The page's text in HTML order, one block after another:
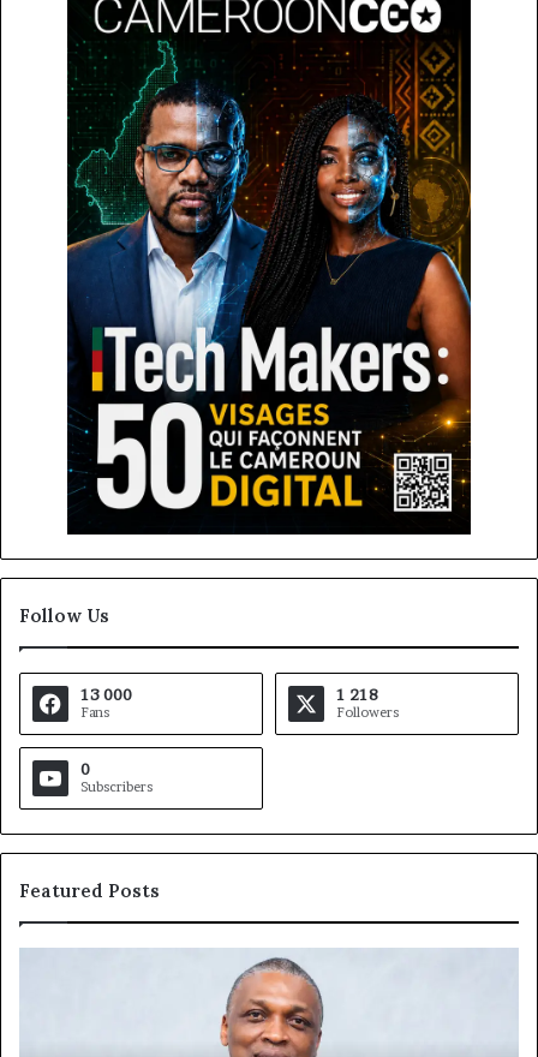
Follow Us
13 000
Fans
1 218
Followers
0
Subscribers
Featured Posts